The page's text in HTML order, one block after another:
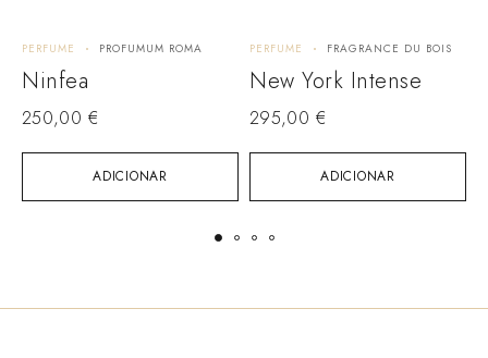
ADICIONAR
PERFUME PROFUMUM ROMA
Ninfea
250,00 €
ADICIONAR
PERFUME FRAGRANCE DU BOIS
New York Intense
295,00 €